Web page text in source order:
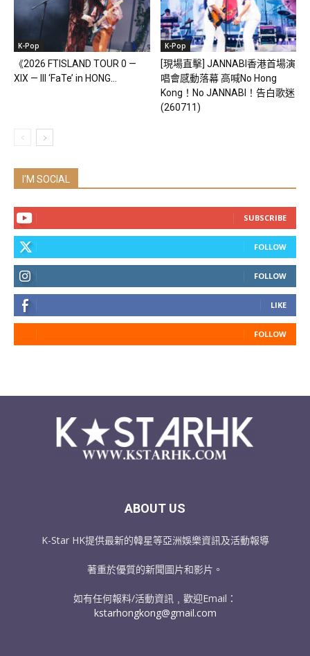
K-Pop
《2026 FTISLAND TOUR 0 —
XIX — III ‘FaTe’ in HONG...
K-Pop
[現場直擊] JANNABI香港首場演
唱會感動落幕 高喊No Hong
Kong！No JANNABI！告白歌迷
(260711)
I'M SOCIAL
SUBSCRIBE
FOLLOW
FOLLOW
LIKE
FOLLOW
ABOUT US
K-Star HK提供最新的韓星等亞洲娛樂資訊及活動報導
著重於優質的新聞圖片和影片。
如有任何報料/活動資訊﹐歡迎Email：
kstarhongkong@gmail.com